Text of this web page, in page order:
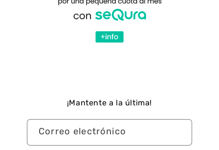
¡Mantente a la última!
Correo electrónico